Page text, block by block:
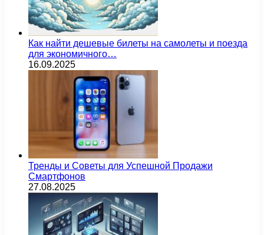
Как найти дешевые билеты на самолеты и поезда
для экономичного…
16.09.2025
Тренды и Советы для Успешной Продажи
Смартфонов
27.08.2025